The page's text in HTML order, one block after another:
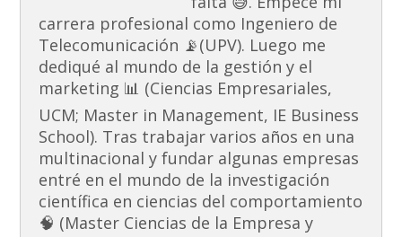
carrera profesional como Ingeniero de
Telecomunicación 📡(UPV). Luego me
dediqué al mundo de la gestión y el
marketing 📊 (Ciencias Empresariales,
UCM; Master in Management, IE Business
School). Tras trabajar varios años en una
multinacional y fundar algunas empresas
entré en el mundo de la investigación
científica en ciencias del comportamiento
🧠 (Master Ciencias de la Empresa y